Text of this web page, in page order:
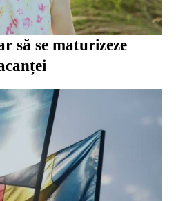
să se maturizeze